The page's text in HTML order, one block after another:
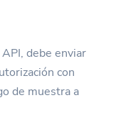
debe enviar
con
de muestra a